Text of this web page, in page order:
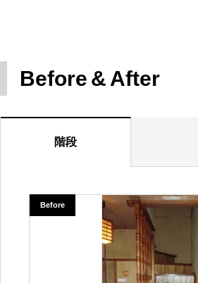
Before After
階段